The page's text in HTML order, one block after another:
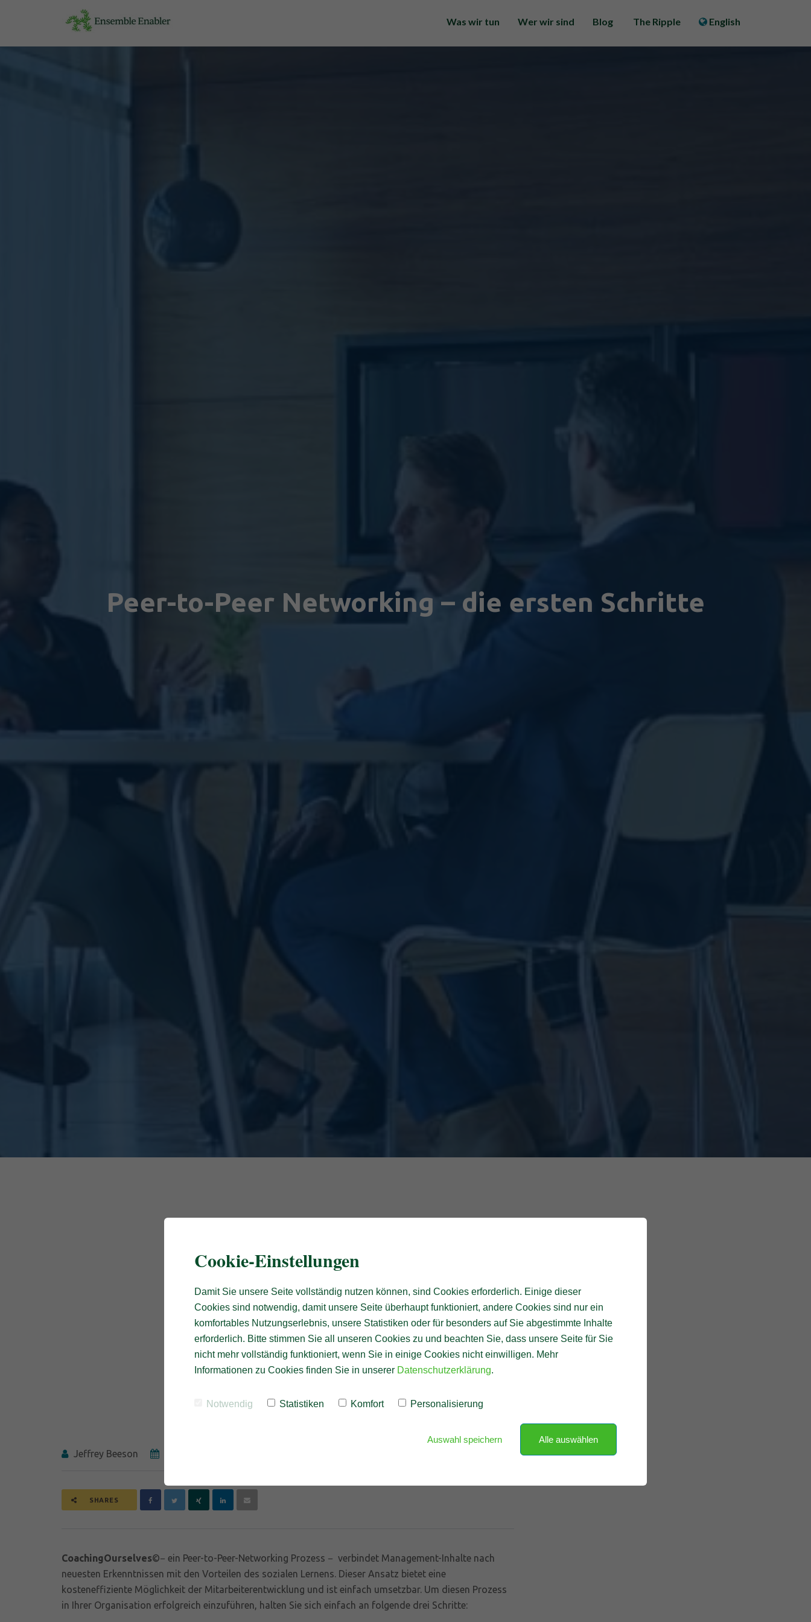
Was wir tun Wer wir sind Blog The Ripple English
Peer-to-Peer Networking – die ersten Schritte
Jeffrey Beeson
SHARES
CoachingOurselves©− ein Peer-to-Peer-Networking Prozess − verbindet Management-Inhalte nach
neuesten Erkenntnissen mit den Vorteilen des sozialen Lernens. Dieser Ansatz bietet eine
kosteneffiziente Möglichkeit der Mitarbeiterentwicklung und ist einfach umsetzbar. Um diesen Prozess
in Ihrer Organisation erfolgreich einzuführen, halten Sie sich einfach an folgende drei Schritte:
Cookie-Einstellungen
Damit Sie unsere Seite vollständig nutzen können, sind Cookies erforderlich. Einige dieser
Cookies sind notwendig, damit unsere Seite überhaupt funktioniert, andere Cookies sind nur ein
komfortables Nutzungserlebnis, unsere Statistiken oder für besonders auf Sie abgestimmte Inhalte
erforderlich. Bitte stimmen Sie all unseren Cookies zu und beachten Sie, dass unsere Seite für Sie
nicht mehr vollständig funktioniert, wenn Sie in einige Cookies nicht einwilligen. Mehr
Informationen zu Cookies finden Sie in unserer Datenschutzerklärung.
Notwendig Statistiken Komfort Personalisierung
Auswahl speichern Alle auswählen